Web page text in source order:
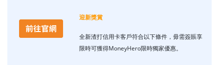
迎新獎賞
全新渣打信用卡客戶符合以下條件，毋需簽賬享
限時可獲得MoneyHero限時獨家優惠。